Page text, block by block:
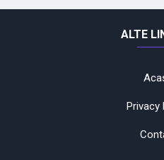
ALTE
Privacy